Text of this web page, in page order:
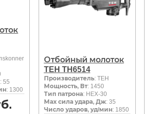
: 55
: 1300
Отбойный молоток
TEH TH6514
Производитель: TEH
Мощность, Вт: 1450
Тип патрона: HEX-30
Мах сила удара, Дж: 35
Число ударов, уд/мин: 1850